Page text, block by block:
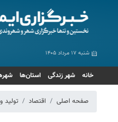
شنبه ۱۷ مرداد ۱۴۰۵
خانه شهر زندگی استان‌ها
صفحه اصلی اقتصاد تولید